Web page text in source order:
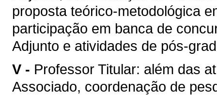
proposta teórico-metodológica
participação em banca de
Adjunto e atividades de pós-
V - Professor Titular: além das
Associado, coordenação de